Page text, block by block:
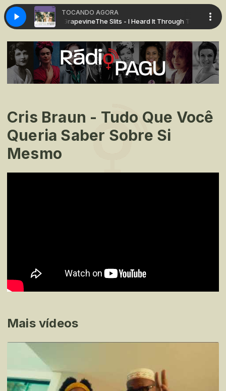
TOCANDO AGORA
It Through The GrapevineThe Slits - I Heard It Through The
Cris Braun - Tudo Que Você
Queria Saber Sobre Si
Mesmo
Mais vídeos